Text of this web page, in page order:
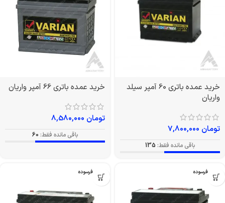
خرید عمده باتری 60 آمپر سیلد
واریان
تومان
باقی مانده فقط: 135
خرید عمده باتری 66 آمپر واریان
تومان
باقی مانده فقط: 60
بدون فرسوده بدون فرسوده